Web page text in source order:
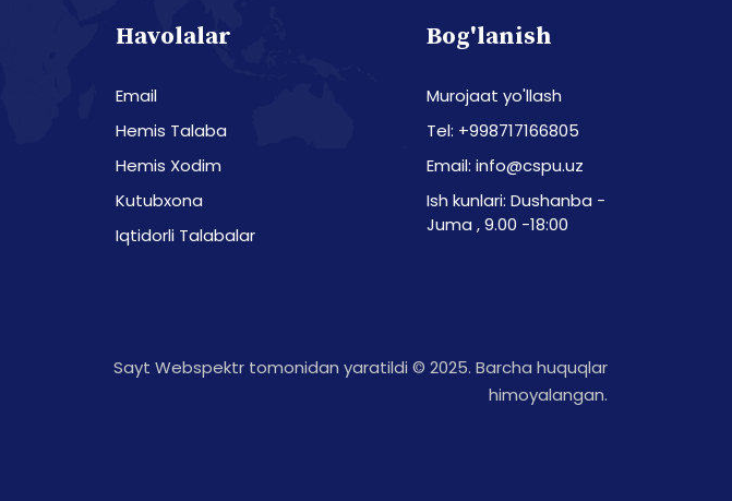
Havolalar
Email
Hemis Talaba
Hemis Xodim
Kutubxona
Iqtidorli Talabalar
Bog'lanish
Murojaat yo'llash
Tel: +998717166805
Email: info@cspu.uz
Ish kunlari: Dushanba -
Juma , 9.00 -18:00
Sayt Webspektr tomonidan yaratildi © 2025. Barcha huquqlar
himoyalangan.